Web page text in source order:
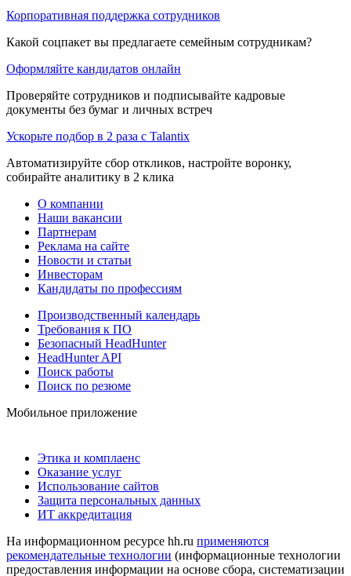
Корпоративная поддержка сотрудников
Какой соцпакет вы предлагаете семейным сотрудникам?
Оформляйте кандидатов онлайн
Проверяйте сотрудников и подписывайте кадровые
документы без бумаг и личных встреч
Ускорьте подбор в 2 раза с Talantix
Автоматизируйте сбор откликов, настройте воронку,
собирайте аналитику в 2 клика
О компании
Наши вакансии
Партнерам
Реклама на сайте
Новости и статьи
Инвесторам
Кандидаты по профессиям
Производственный календарь
Требования к ПО
Безопасный HeadHunter
HeadHunter API
Поиск работы
Поиск по резюме
Мобильное приложение
Этика и комплаенс
Оказание услуг
Использование сайтов
Защита персональных данных
ИТ аккредитация
На информационном ресурсе hh.ru применяются
рекомендательные технологии (информационные технологии
предоставления информации на основе сбора, систематизации